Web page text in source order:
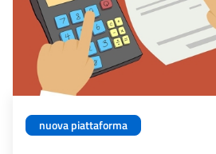
nuova piattaforma